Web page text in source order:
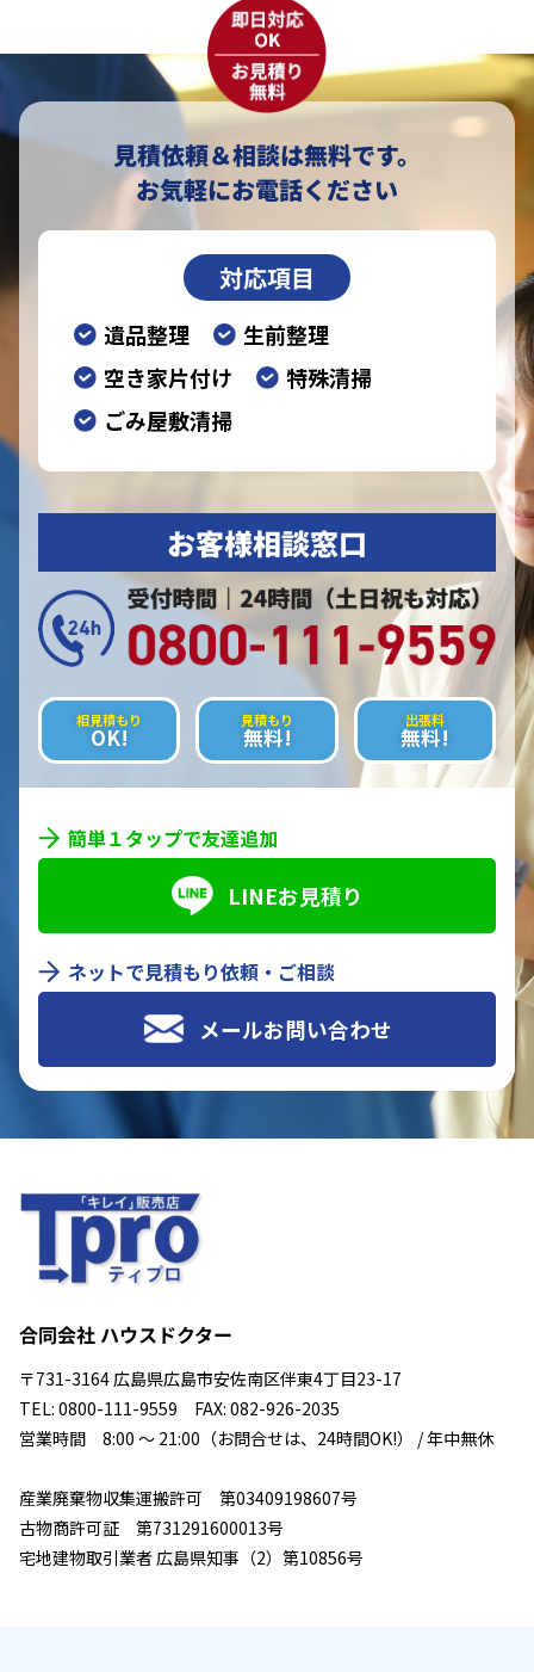
見積依頼＆相談は無料です。
お気軽にお電話ください
対応項目
遺品整理
生前整理
空き家片付け
特殊清掃
ごみ屋敷清掃
お客様相談窓口
相見積もり
OK!
見積もり
無料!
出張料
無料!
簡単１タップで友達追加
LINEお見積り
ネットで見積もり依頼・ご相談
メールお問い合わせ
合同会社 ハウスドクター
〒731-3164 広島県広島市安佐南区伴東4丁目23-17
TEL: 0800-111-9559 FAX: 082-926-2035
営業時間 8:00 ～ 21:00（お問合せは、24時間OK!） / 年中無休
産業廃棄物収集運搬許可 第03409198607号
古物商許可証 第731291600013号
宅地建物取引業者 広島県知事（2）第10856号